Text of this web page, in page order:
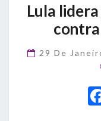
Lula
contra
29 De